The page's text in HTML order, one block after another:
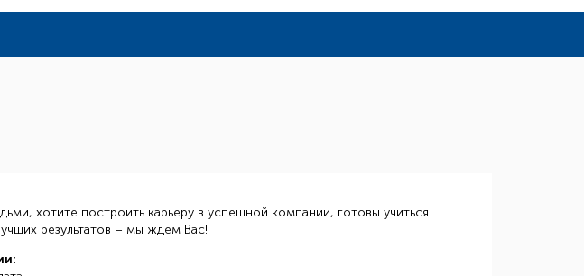
хотите построить карьеру в успешной компании, готовы учиться
результатов – мы ждем Вас!